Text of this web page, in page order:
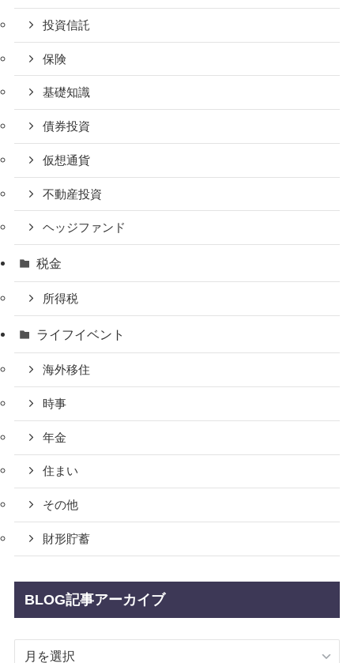
投資信託
保険
基礎知識
債券投資
仮想通貨
不動産投資
ヘッジファンド
税金
所得税
ライフイベント
海外移住
時事
年金
住まい
その他
財形貯蓄
BLOG記事アーカイブ
BLOG